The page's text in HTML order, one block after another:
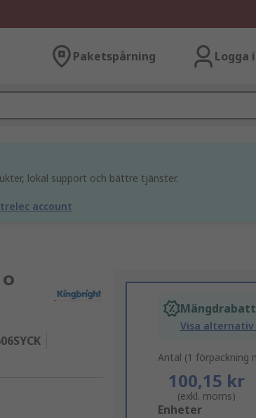
Paketspårning Logga
lokal support och bättre tjänster.
account
Visa
Antal (1 förpackning
100,15 kr
(exkl. moms)
Add
Enheter